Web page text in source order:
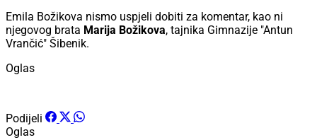
Emila Božikova nismo uspjeli dobiti za komentar, kao ni
njegovog brata Marija Božikova, tajnika Gimnazije "Antun
Vrančić" Šibenik.
Oglas
Podijeli
Oglas